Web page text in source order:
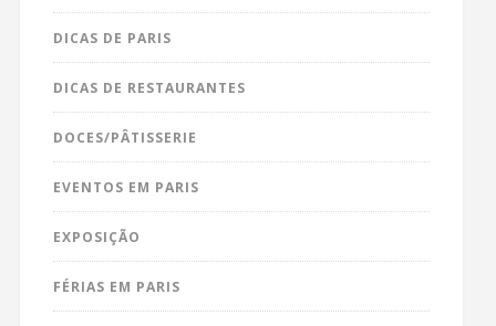
DICAS DE PARIS
DICAS DE RESTAURANTES
DOCES/PÂTISSERIE
EVENTOS EM PARIS
EXPOSIÇÃO
FÉRIAS EM PARIS